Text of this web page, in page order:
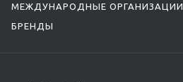
МЕЖДУНАРОДНЫЕ ОРГАНИЗАЦИИ
БРЕНДЫ